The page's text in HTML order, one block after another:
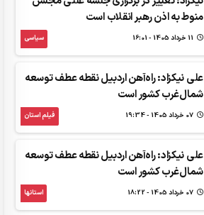
منوط به اذن رهبر انقلاب است
سیاسی
علی نیکزاد: راه‌آهن اردبیل نقطه عطف توسعه
شمال‌غرب کشور است
فیلم استان
علی نیکزاد: راه‌آهن اردبیل نقطه عطف توسعه
شمال‌غرب کشور است
استانها